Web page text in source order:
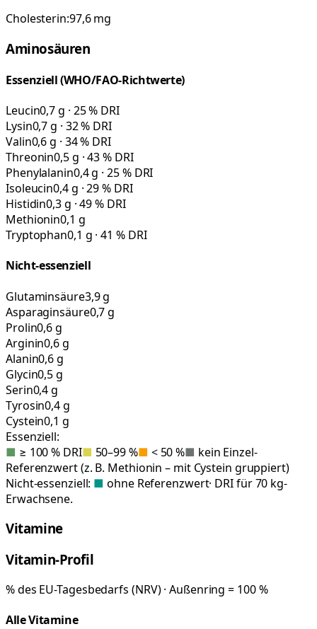
Cholesterin:97,6mg
Aminosäuren
Essenziell (WHO/FAO-Richtwerte)
Leucin0,7 g · 25 % DRI
Lysin0,7 g · 32 % DRI
Valin0,6 g · 34 % DRI
Threonin0,5 g · 43 % DRI
Phenylalanin0,4 g · 25 % DRI
Isoleucin0,4 g · 29 % DRI
Histidin0,3 g · 49 % DRI
Methionin0,1 g
Tryptophan0,1 g · 41 % DRI
Nicht-essenziell
Glutaminsäure3,9 g
Asparaginsäure0,7 g
Prolin0,6 g
Arginin0,6 g
Alanin0,6 g
Glycin0,5 g
Serin0,4 g
Tyrosin0,4 g
Cystein0,1 g
Essenziell:
■ ≥ 100 % DRI■ 50–99 %■ < 50 %■ kein Einzel-
Referenzwert (z. B. Methionin – mit Cystein gruppiert)
Nicht-essenziell: ■ ohne Referenzwert· DRI für 70 kg-
Erwachsene.
Vitamine
Vitamin-Profil
% des EU-Tagesbedarfs (NRV) · Außenring = 100 %
Alle Vitamine